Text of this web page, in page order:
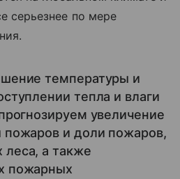
серьезнее по мере
температуры и
тепла и влаги
увеличение
пожаров и доли пожаров,
а также
пожарных